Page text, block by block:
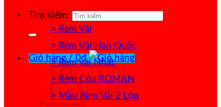
Tìm kiếm:
Giỏ hàng /0₫
> Rèm Vải
> Rèm Vải Hàn Quốc
> Rèm vải Nhật
> Rèm Cửa ROMAN
> Mẫu Rèm Vải 2 Lớp